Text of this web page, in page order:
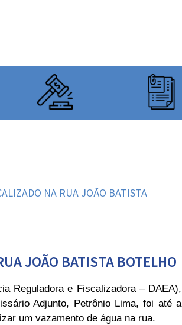
NA RUA JOÃO BATISTA
JOÃO BATISTA BOTELHO
Reguladora e Fiscalizadora – DAEA),
Adjunto, Petrônio Lima, foi até a
um vazamento de água na rua.